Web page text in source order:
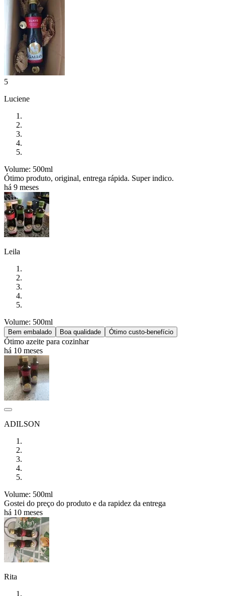
5
Luciene
Volume: 500ml
Ótimo produto, original, entrega rápida. Super indico.
há 9 meses
Leila
Volume: 500ml
Bem embalado Boa qualidade Ótimo custo-benefício
Ótimo azeite para cozinhar
há 10 meses
ADILSON
Volume: 500ml
Gostei do preço do produto e da rapidez da entrega
há 10 meses
Rita